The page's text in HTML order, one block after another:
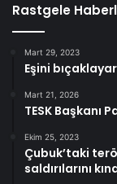
Rastgele
Mart 29, 2023
Eşini
Mart 21, 2026
TESK Başkanı
Ekim 25, 2023
Çubuk’taki
saldırılarını